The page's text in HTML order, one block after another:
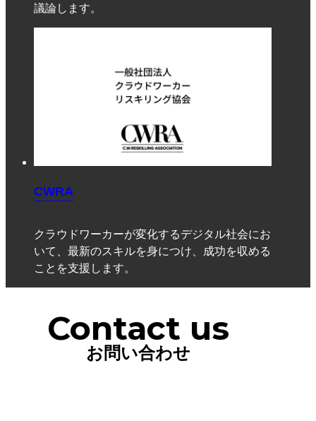
議論します。
CWRA
クラウドワーカーが変化するデジタル社会にお
いて、最新のスキルを身につけ、成功を収める
ことを支援します。
Contact us
お問い合わせ